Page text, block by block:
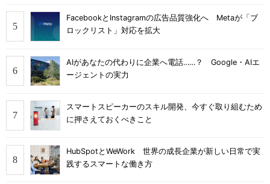
FacebookとInstagramの広告品質強化へ Metaが「ブ
ロックリスト」対応を拡大
AIがあなたの代わりに企業へ電話……？ Google・AIエ
ージェントの実力
スマートスピーカーのスキル開発、今すぐ取り組むため
に押さえておくべきこと
HubSpotとWeWork 世界の成長企業が新しい日常で実
践するスマートな働き方